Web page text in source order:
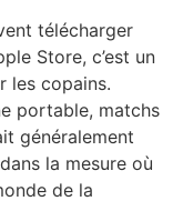
télécharger
Store, c’est un
les copains.
portable, matchs
généralement
la mesure où
de la